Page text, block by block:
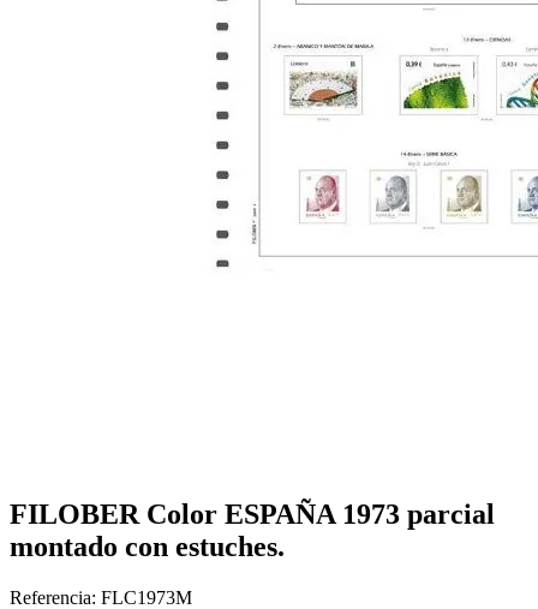
FILOBER Color ESPAÑA 1973 parcial
montado con estuches.
Referencia: FLC1973M